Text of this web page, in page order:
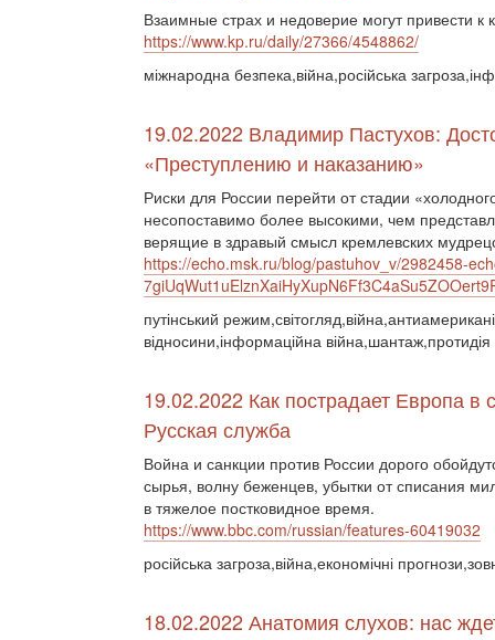
Взаимные страх и недоверие могут привести к
https://www.kp.ru/daily/27366/4548862/
міжнародна безпека,війна,російська
19.02.2022 Владимир Пастухов:
«Преступлению и наказанию»
Риски для России перейти от стадии
несопоставимо более высокими, чем
верящие в здравый смысл кремлевских
https://echo.msk.ru/blog/pastuhov_v/2982458-
путінський
відносини,інформаційна
19.02.2022 Как пострадает Европа
Русская служба
Война и санкции против России дорого
сырья, волну беженцев, убытки от списания
в тяжелое постковидное время.
https://www.bbc.com/russian/features-60419032
російська загроза,війна,економічні
18.02.2022 Анатомия слухов: нас